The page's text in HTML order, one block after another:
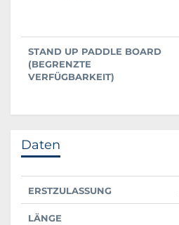
STAND UP PADDLE BOARD
(BEGRENZTE
VERFÜGBARKEIT)
Daten
ERSTZULASSUNG
LÄNGE